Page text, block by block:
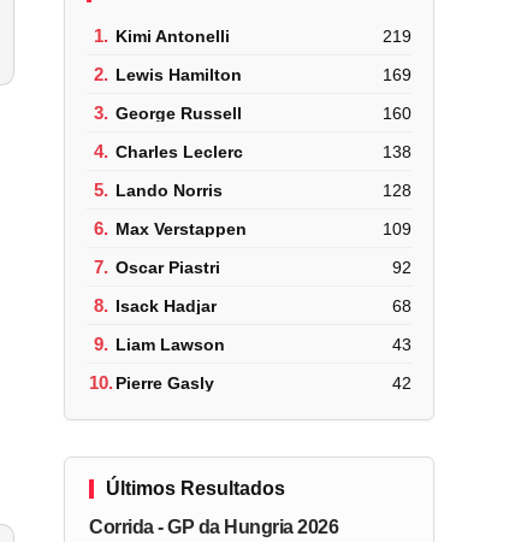
1. Kimi Antonelli 219
2. Lewis Hamilton 169
3. George Russell 160
4. Charles Leclerc 138
5. Lando Norris 128
6. Max Verstappen 109
7. Oscar Piastri 92
8. Isack Hadjar 68
9. Liam Lawson 43
10.Pierre Gasly 42
Últimos Resultados
Corrida - GP da Hungria 2026